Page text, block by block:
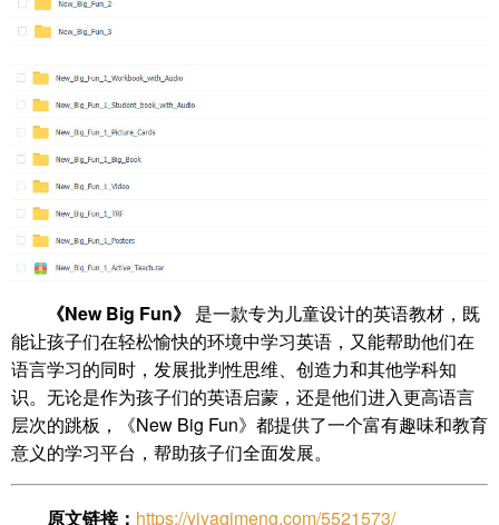
《New Big Fun》 是一款专为儿童设计的英语教材，既
能让孩子们在轻松愉快的环境中学习英语，又能帮助他们在
语言学习的同时，发展批判性思维、创造力和其他学科知
识。无论是作为孩子们的英语启蒙，还是他们进入更高语言
层次的跳板，《New Big Fun》都提供了一个富有趣味和教育
意义的学习平台，帮助孩子们全面发展。
原文链接： https://yiyaqimeng.com/5521573/